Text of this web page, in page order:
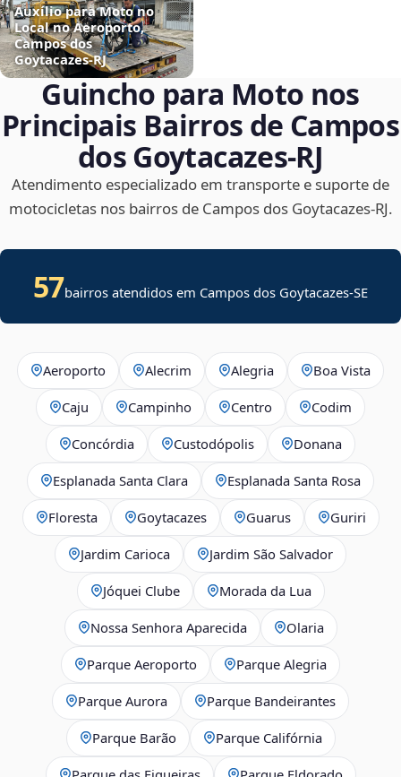
Auxílio para Moto no
Local no Aeroporto,
Campos dos
Goytacazes‑RJ
Guincho para Moto nos
Principais Bairros de Campos
dos Goytacazes‑RJ
Atendimento especializado em transporte e suporte de
motocicletas nos bairros de Campos dos Goytacazes‑RJ.
57bairros atendidos em Campos dos Goytacazes-SE
Aeroporto Alecrim Alegria Boa Vista
Caju Campinho Centro Codim
Concórdia Custodópolis Donana
Esplanada Santa Clara Esplanada Santa Rosa
Floresta Goytacazes Guarus Guriri
Jardim Carioca Jardim São Salvador
Jóquei Clube Morada da Lua
Nossa Senhora Aparecida Olaria
Parque Aeroporto Parque Alegria
Parque Aurora Parque Bandeirantes
Parque Barão Parque Califórnia